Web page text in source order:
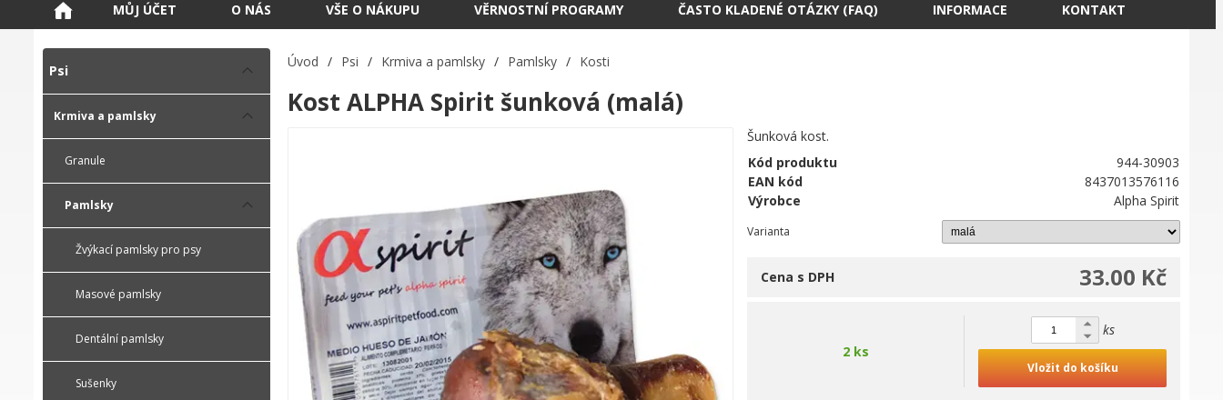
MŮJ ÚČET O NÁS VŠE O NÁKUPU VĚRNOSTNÍ PROGRAMY ČASTO KLADENÉ OTÁZKY (FAQ) INFORMACE KONTAKT
Psi
Krmiva a pamlsky
Granule
Pamlsky
Žvýkací pamlsky pro psy
Masové pamlsky
Dentální pamlsky
Sušenky
Úvod / Psi / Krmiva a pamlsky / Pamlsky / Kosti
Kost ALPHA Spirit šunková (malá)
Šunková kost.
Kód produktu
944-30903
EAN kód
8437013576116
Výrobce
Alpha Spirit
Varianta
33.00 Kč
Cena s DPH
2 ks
ks
Vložit do košíku